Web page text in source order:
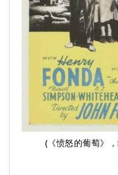
(《愤怒的葡萄》